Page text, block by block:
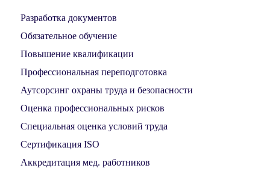
Разработка документов
Обязательное обучение
Повышение квалификации
Профессиональная переподготовка
Аутсорсинг охраны труда и безопасности
Оценка профессиональных рисков
Специальная оценка условий труда
Сертификация ISO
Аккредитация мед. работников